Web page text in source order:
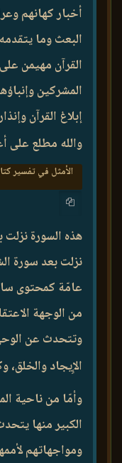
أخبار كهانهم
البعث وما
القرآن مهيمن
المشركين
إبلاغ القرآن
والله مطلع على
الأمثل في تفسير
هذه السورة نزلت
نزلت بعد سورة
عامّة كمحتوى
من الوجهة
وتتحدث عن
الإِيجاد والخلق،
وأمّا من ناحية
الكبير منها
ومواجهاتهم